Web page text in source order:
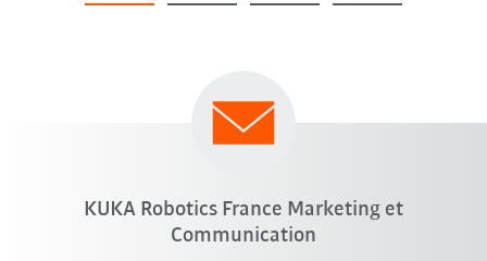
KUKA Robotics France Marketing et
Communication